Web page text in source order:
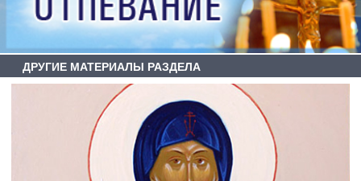
ДРУГИЕ МАТЕРИАЛЫ РАЗДЕЛА